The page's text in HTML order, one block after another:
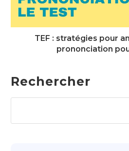
TEF : stratégies pour
prononciation
Rechercher